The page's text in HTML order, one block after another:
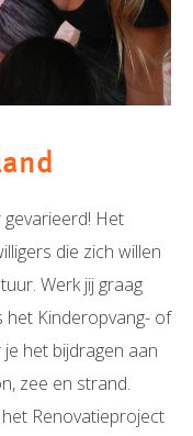
Het
die zich willen
Werk jij graag
het Kinderopvang- of
het bijdragen aan
zee en strand.
Renovatieproject